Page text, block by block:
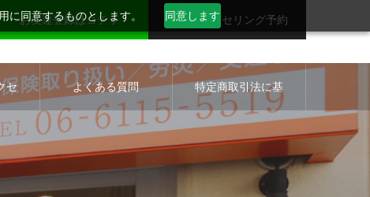
同意するものとします。 同意します
お友達登録はコチラ 無料カウンセリング予約
セ よくある質問 特定商取引法に基
づく表示について